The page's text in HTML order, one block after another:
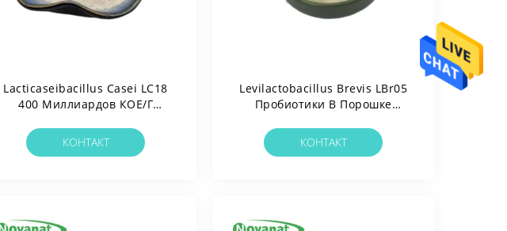
Lacticaseibacillus Casei LC18
400 Миллиардов КОЕ/г
Веганский/Без Аллергенов/
Без Глютена/Без Молочных
КОНТАКТ
Levilactobacillus Brevis LBr05
Пробиотики В Порошке
Без Глютена / Без Молочных
Продуктов
КОНТАКТ